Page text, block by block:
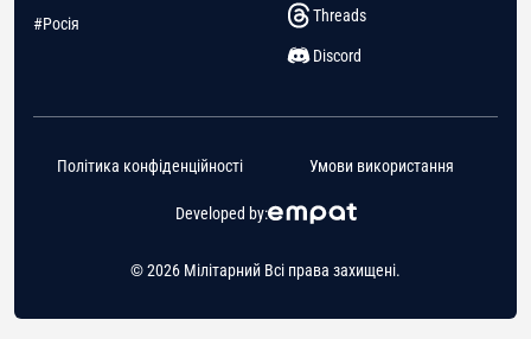
#Росія
Threads
Discord
© 2026 Мілітарний Всі права захищені.
Developed by:
Політика конфіденційності Умови використання